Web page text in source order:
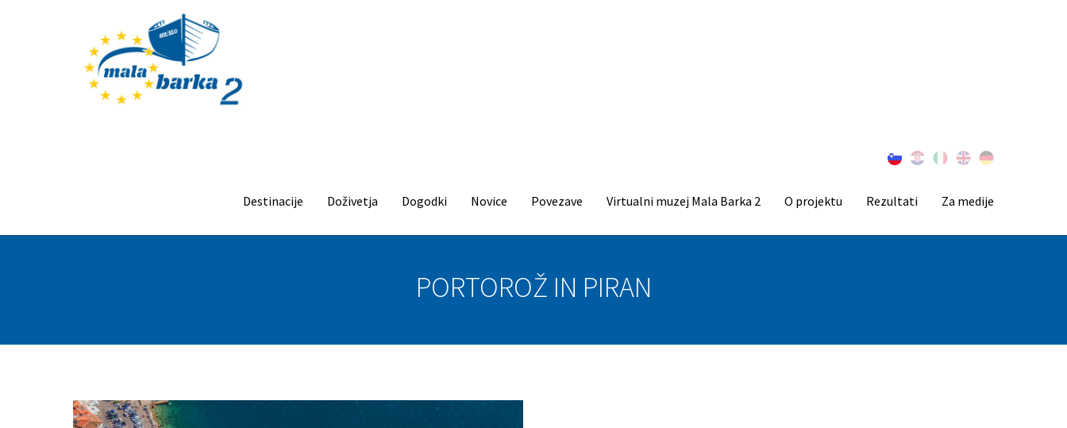
Destinacije Doživetja Dogodki Novice Povezave Virtualni muzej Mala Barka 2 O projektu Rezultati Za medije
PORTOROŽ IN PIRAN